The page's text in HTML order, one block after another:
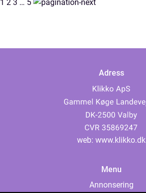
1 2 3 … 5
Adress
web: www.klikko.dk
Menu
Annonsering